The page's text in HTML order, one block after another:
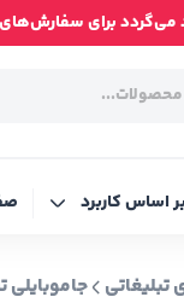
برای سفارش‌های
اساس کاربرد
تبلیغاتی جاموبایلی